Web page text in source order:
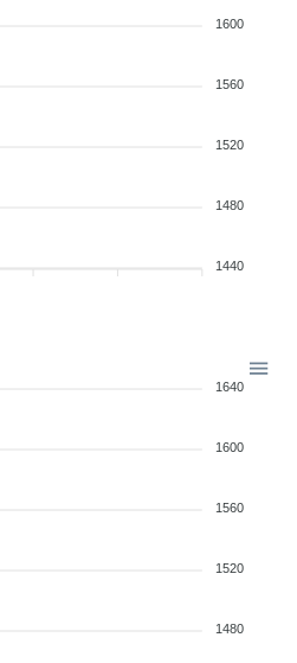
1600
1560
1520
1480
1440
1640
1600
1560
1520
1480